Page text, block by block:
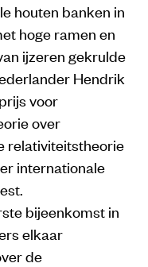
houten banken in
hoge ramen en
ijzeren gekrulde
Hendrik
voor
over
relativiteitstheorie
internationale
bijeenkomst in
elkaar
de